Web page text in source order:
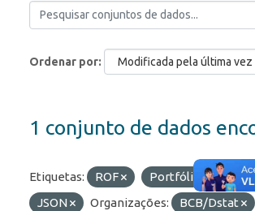
Ordenar por
1 conjunto de dados
Etiquetas: ROF Portfólio IED
JSON
Organizações: BCB/Dstat